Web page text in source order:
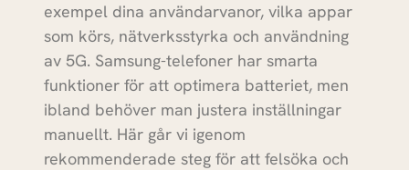
Apple
MacBook Pro
(2026)
Apple
MacBook Pro
16 inch M5 Max
(2026)
exempel dina användarvanor, vilka appar
som körs, nätverksstyrka och användning
av 5G. Samsung-telefoner har smarta
funktioner för att optimera batteriet, men
ibland behöver man justera inställningar
manuellt. Här går vi igenom
rekommenderade steg för att felsöka och